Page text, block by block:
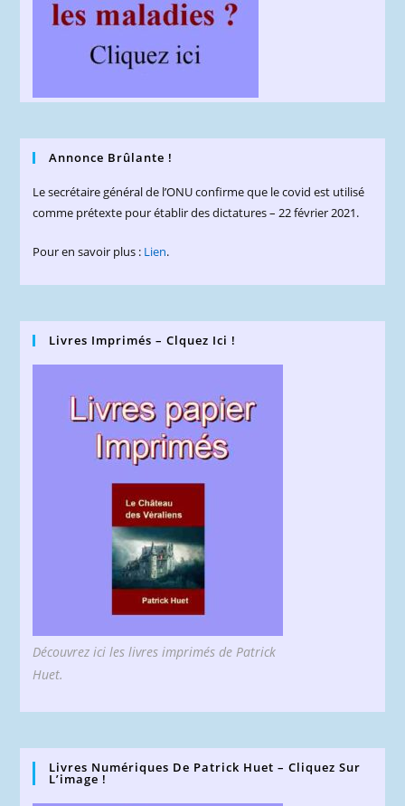
Annonce Brûlante !
Le secrétaire général de l’ONU confirme que le covid est utilisé
comme prétexte pour établir des dictatures – 22 février 2021.
Pour en savoir plus : Lien.
Livres Imprimés – Clquez Ici !
Découvrez ici les livres imprimés de Patrick
Huet.
Livres Numériques De Patrick Huet – Cliquez Sur
L’image !